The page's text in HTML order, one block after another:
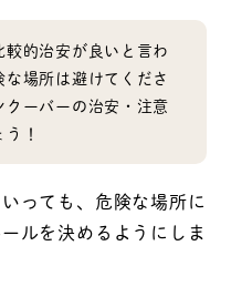
的治安が良いと言わ
場所は避けてくださ
クーバーの治安・注意
！
っても、危険な場所に
ルを決めるようにしま